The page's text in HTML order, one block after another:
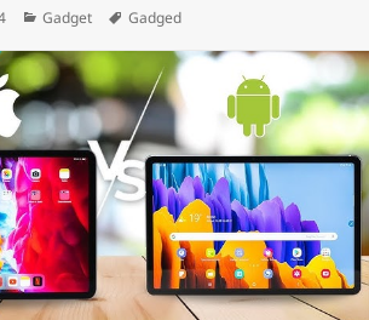
Categories
Gadget Tags
Gadged